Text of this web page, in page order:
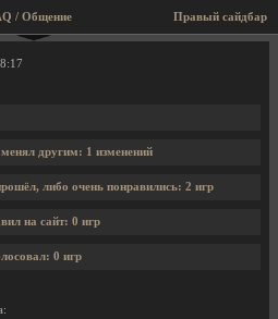
Правый сайдбар
/ Общениеmolochnik
другим: 1 изменений
либо очень понравились: 2 игр
на сайт: 0 игр
0 игр